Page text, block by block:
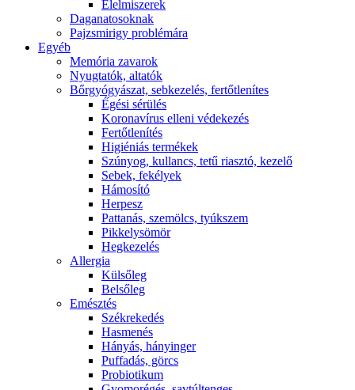
É́lelmiszerek
Daganatosoknak
Pajzsmirigy problémára
Egyéb
Memória zavarok
Nyugtatók, altatók
Bőrgyógyászat, sebkezelés, fertőtlenítes
É́gési sérülés
Koronavírus elleni védekezés
Fertőtlenítés
Higiéniás termékek
Szúnyog, kullancs, tetű riasztó, kezelő
Sebek, fekélyek
Hámosító
Herpesz
Pattanás, szemölcs, tyúkszem
Pikkelysömör
Hegkezelés
Allergia
Külsőleg
Belsőleg
Emésztés
Székrekedés
Hasmenés
Hányás, hányinger
Puffadás, görcs
Probiotikum